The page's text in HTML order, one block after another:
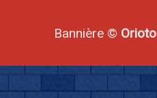
Bannière © Orioto